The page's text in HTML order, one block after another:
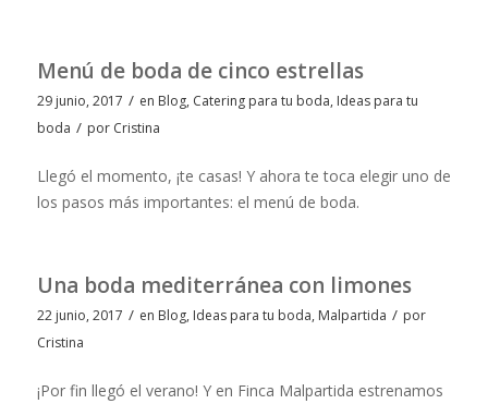
Menú de boda de cinco estrellas
29 junio, 2017 / en Blog, Catering para tu boda, Ideas para tu
boda / por Cristina
Llegó el momento, ¡te casas! Y ahora te toca elegir uno de
los pasos más importantes: el menú de boda.
Una boda mediterránea con limones
22 junio, 2017 / en Blog, Ideas para tu boda, Malpartida / por
Cristina
¡Por fin llegó el verano! Y en Finca Malpartida estrenamos